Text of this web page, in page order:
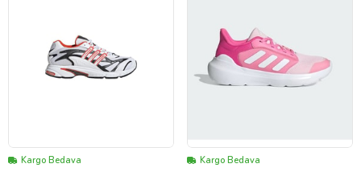
Kargo Bedava Kargo Bedava